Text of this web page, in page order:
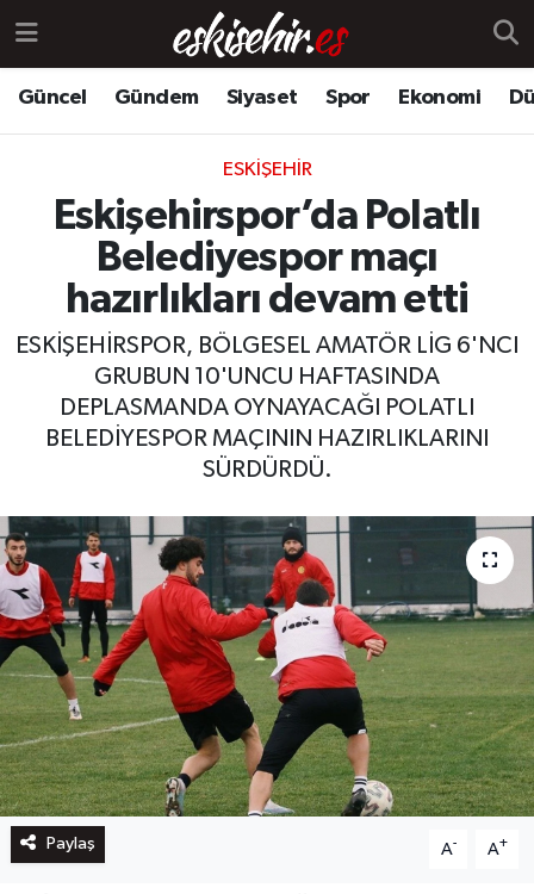
Güncel Gündem Siyaset Spor Ekonomi
ESKIŞEHIR
Eskişehirspor’da Polatlı
Belediyespor maçı
hazırlıkları devam etti
ESKİŞEHİRSPOR, BÖLGESEL AMATÖR LİG 6'NCI
GRUBUN 10'UNCU HAFTASINDA
DEPLASMANDA OYNAYACAĞI POLATLI
BELEDİYESPOR MAÇININ HAZIRLIKLARINI
SÜRDÜRDÜ.
Paylaş A- A+